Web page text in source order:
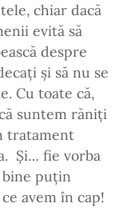
chiar dacă
evită să
despre
și să nu se
Cu toate că,
suntem răniți
tratament
Și… fie vorba
puțin
avem în cap!